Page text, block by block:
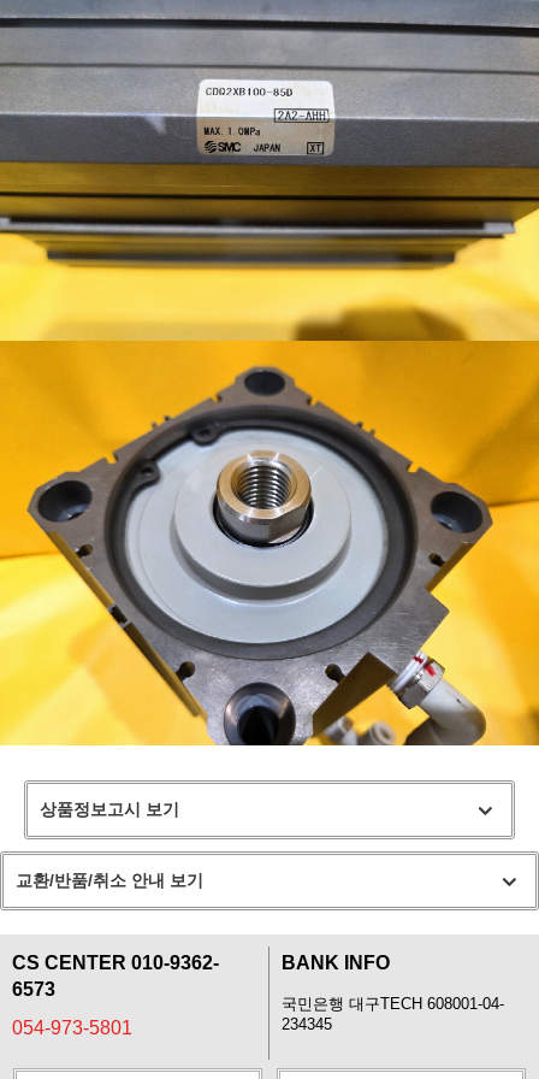
상품정보고시 보기
교환/반품/취소 안내 보기
CS CENTER 010-9362-
6573
054-973-5801
BANK INFO
국민은행 대구TECH 608001-04-
234345